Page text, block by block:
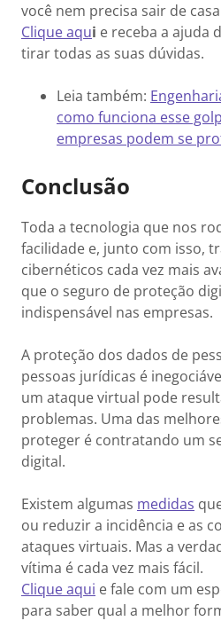
você nem precisa sair de
Clique aqui e receba a ajuda
tirar todas as suas dúvidas.
Leia também:
como funciona esse
empresas podem se
Conclusão
Toda a tecnologia que nos
facilidade e, junto com isso,
cibernéticos cada vez mais
que o seguro de proteção
indispensável nas empresas.
A proteção dos dados de
pessoas jurídicas é
um ataque virtual pode
problemas. Uma das
proteger é contratando um
digital.
Existem algumas medidas
ou reduzir a incidência e as
ataques virtuais. Mas a
vítima é cada vez mais fácil.
Clique aqui e fale com um
para saber qual a melhor